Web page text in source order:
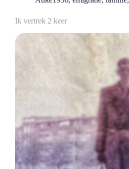
Ik vertrek 2 keer